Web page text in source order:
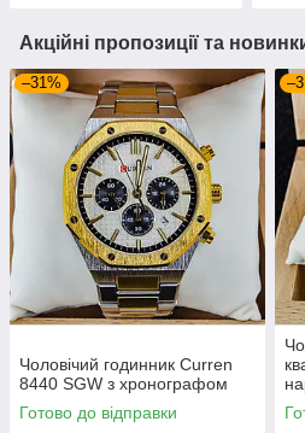
Акційні пропозиції та
–31%
Чоловічий годинник Curren
8440 SGW з хронографом
Готово до відправки